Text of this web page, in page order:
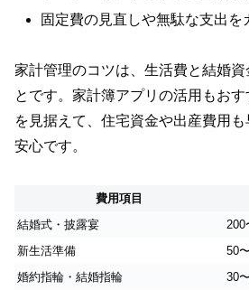
固定費の見直しや無駄な支出を
家計管理のコツは、生活費と結婚
とです。家計簿アプリの活用もお
を見据えて、住宅資金や出産費用
安心です。
費用項目
結婚式・披露宴
200
新生活準備
50
婚約指輪・結婚指輪
30